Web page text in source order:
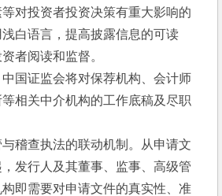
对投资者投资决策有重大影响的
白语言，提高披露信息的可读
者阅读和监督。
中国证监会将对保荐机构、会计师
相关中介机构的工作底稿及尽职
与稽查执法的联动机制。从申请文
发行人及其董事、监事、高级管
即需要对申请文件的真实性、准